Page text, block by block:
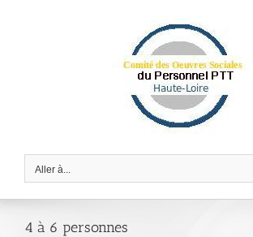
Aller à...
4 à 6 personnes